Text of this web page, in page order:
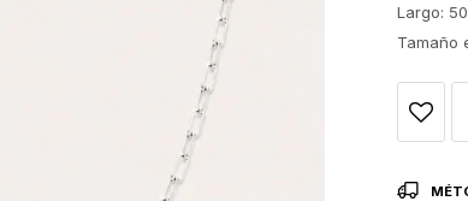
Largo:
Tamaño